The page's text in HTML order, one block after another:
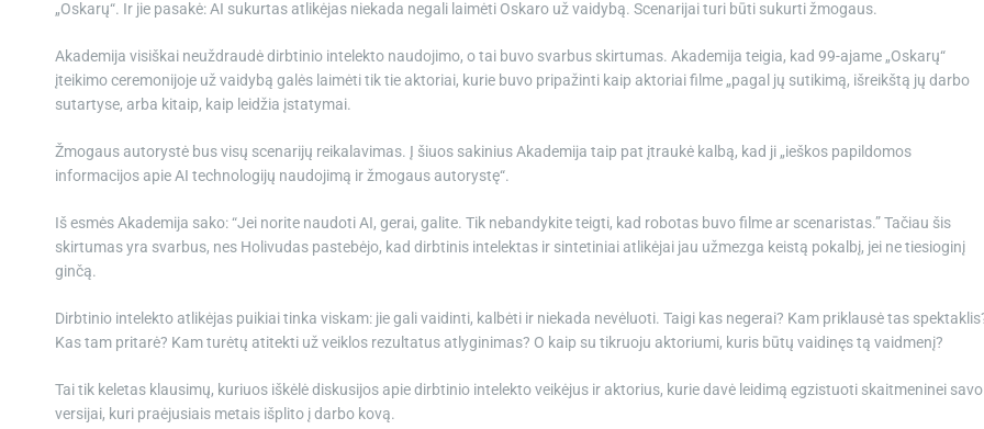
„Oskarų“. Ir jie pasakė: AI sukurtas atlikėjas niekada negali laimėti Oskaro už vaidybą. Scenarijai turi būti sukurti žmogaus.
Akademija visiškai neuždraudė dirbtinio intelekto naudojimo, o tai buvo svarbus skirtumas. Akademija teigia, kad 99-ajame „Oskarų“
įteikimo ceremonijoje už vaidybą galės laimėti tik tie aktoriai, kurie buvo pripažinti kaip aktoriai filme „pagal jų sutikimą, išreikštą jų darbo
sutartyse, arba kitaip, kaip leidžia įstatymai.
Žmogaus autorystė bus visų scenarijų reikalavimas. Į šiuos sakinius Akademija taip pat įtraukė kalbą, kad ji „ieškos papildomos
informacijos apie AI technologijų naudojimą ir žmogaus autorystę“.
Iš esmės Akademija sako: “Jei norite naudoti AI, gerai, galite. Tik nebandykite teigti, kad robotas buvo filme ar scenaristas.” Tačiau šis
skirtumas yra svarbus, nes Holivudas pastebėjo, kad dirbtinis intelektas ir sintetiniai atlikėjai jau užmezga keistą pokalbį, jei ne tiesioginį
ginčą.
Dirbtinio intelekto atlikėjas puikiai tinka viskam: jie gali vaidinti, kalbėti ir niekada nevėluoti. Taigi kas negerai? Kam priklausė tas
Kas tam pritarė? Kam turėtų atitekti už veiklos rezultatus atlyginimas? O kaip su tikruoju aktoriumi, kuris būtų vaidinęs tą vaidmenį?
Tai tik keletas klausimų, kuriuos iškėlė diskusijos apie dirbtinio intelekto veikėjus ir aktorius, kurie davė leidimą egzistuoti skaitmeninei savo
versijai, kuri praėjusiais metais išplito į darbo kovą.